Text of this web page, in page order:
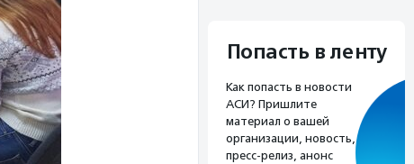
Попасть в ленту
Как попасть в новости
АСИ? Пришлите
материал о вашей
организации, новость,
пресс-релиз, анонс